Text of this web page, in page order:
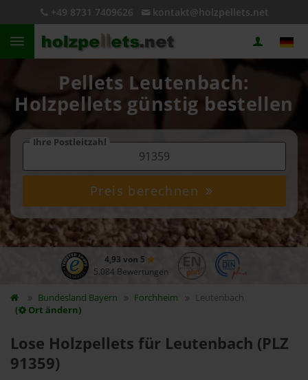
+49 8731 7409626 kontakt@holzpellets.net
Pellets Leutenbach:
Holzpellets günstig bestellen
Ihre Postleitzahl
Preis berechnen
4,93 von 5
5.084 Bewertungen
Bundesland Bayern Forchheim
Leutenbach
(
Ort ändern)
Lose Holzpellets für Leutenbach (PLZ
91359)